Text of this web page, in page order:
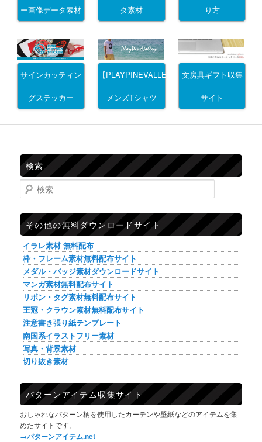
ー画像データ素材 タ素材 り方
サインカッティン
グステッカー
【PLAYPINEVALLEY】
メンズTシャツ
文房具ギフト収集
サイト
検索
検索
その他の無料ダウンロードサイト
イラレ素材 無料配布
枠・フレーム素材無料配布サイト
メダル・バッジ素材ダウンロードサイト
マンガ素材無料配布サイト
リボン・タグ素材無料配布サイト
王冠・クラウン素材無料配布サイト
注意書き張り紙テンプレート
南国系イラストフリー素材
写真・背景素材
切り抜き素材
パターンアイテム収集サイト
おしゃれなパターン柄を使用したカーテンや壁紙などのアイテムを集
めたサイトです。
→パターンアイテム.net